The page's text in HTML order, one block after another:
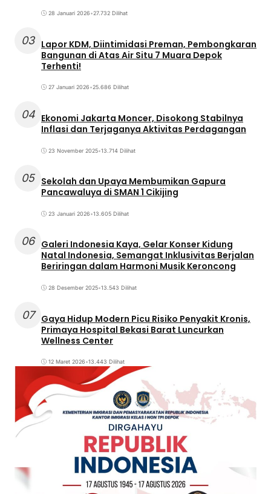
28 Januari 2026•27.732 Dilihat
03 Lapor KDM, Diintimidasi Preman, Pembongkaran
Bangunan di Atas Air Situ 7 Muara Depok
Terhenti!
27 Januari 2026•25.686 Dilihat
04 Ekonomi Jakarta Moncer, Disokong Stabilnya
Inflasi dan Terjaganya Aktivitas Perdagangan
23 November 2025•13.714 Dilihat
05 Sekolah dan Upaya Membumikan Gapura
Pancawaluya di SMAN 1 Cikijing
23 Januari 2026•13.605 Dilihat
06 Galeri Indonesia Kaya, Gelar Konser Kidung
Natal Indonesia, Semangat Inklusivitas Berjalan
Beriringan dalam Harmoni Musik Keroncong
28 Desember 2025•13.543 Dilihat
07
Gaya Hidup Modern Picu Risiko Penyakit Kronis,
Primaya Hospital Bekasi Barat Luncurkan
Wellness Center
12 Maret 2026•13.443 Dilihat